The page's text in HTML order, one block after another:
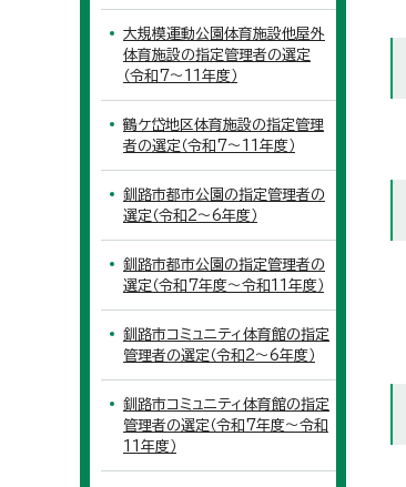
大規模運動公園体育施設他屋外
体育施設の指定管理者の選定
（令和7～11年度）
鶴ケ岱地区体育施設の指定管理
者の選定（令和7～11年度）
釧路市都市公園の指定管理者の
選定（令和2～6年度）
釧路市都市公園の指定管理者の
選定（令和7年度～令和11年度）
釧路市コミュニティ体育館の指定
管理者の選定（令和2～6年度）
釧路市コミュニティ体育館の指定
管理者の選定（令和7年度～令和
11年度）